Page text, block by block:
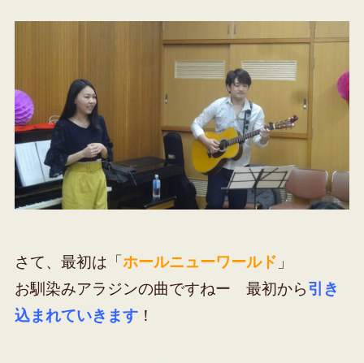
さて、最初は「 ホールニューワールド 」
お馴染みアラジンの曲ですねー 最初から引き
込まれていきます！